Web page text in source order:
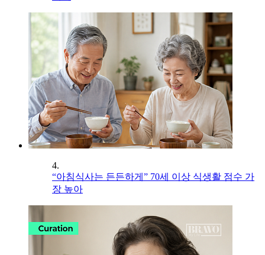
4.
“아침식사는 든든하게” 70세 이상 식생활 점수 가
장 높아